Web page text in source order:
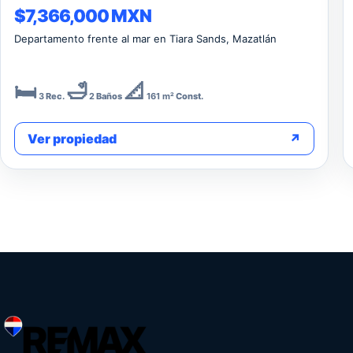
$7,366,000 MXN
Departamento frente al mar en Tiara Sands, Mazatlán
🛏️ 3Rec. 🛁2Baños 📐 161 m²Const.
Ver propiedad ↗